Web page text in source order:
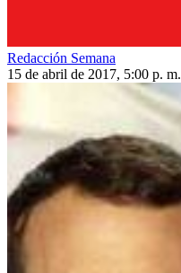
Redacción Semana
15 de abril de 2017, 5:00 p. m.